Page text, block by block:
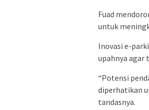
Fuad
untuk
Inovasi e-
upahnya agar
“Potensi
diperhatikan
tandasnya.